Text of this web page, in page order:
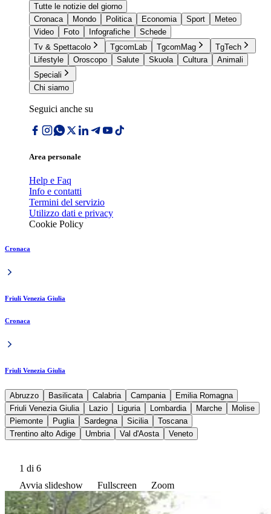
Tutte le notizie del giorno
Cronaca
Mondo Politica Economia Sport
Meteo
Video
Foto Infografiche
Schede
Tv & Spettacolo
TgcomLab TgcomMag
TgTech
Lifestyle
Oroscopo Salute Skuola Cultura
Animali
Speciali
Chi siamo
Seguici anche su
Area personale
Help e Faq
Info e contatti
Termini del servizio
Utilizzo dati e privacy
Cookie Policy
Cronaca
Friuli Venezia Giulia
Cronaca
Friuli Venezia Giulia
Abruzzo Basilicata Calabria Campania
Emilia Romagna
Friuli Venezia Giulia
Lazio Liguria Lombardia Marche
Molise
Piemonte
Puglia Sardegna Sicilia
Toscana
Trentino alto Adige
Umbria Val d'Aosta Veneto
1 di 6
Avvia slideshow
Fullscreen Zoom